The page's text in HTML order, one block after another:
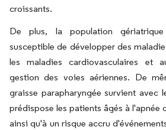
croissants.
De plus, la population
susceptible de développer des
les maladies cardiovasculaires et
gestion des voies aériennes. De
graisse parapharyngée survient avec
prédispose les patients âgés à l'apnée
ainsi qu'à un risque accru